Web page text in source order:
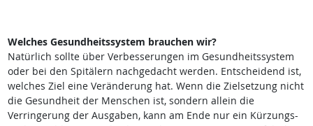
Welches Gesundheitssystem brauchen wir?
Natürlich sollte über Verbesserungen im Gesundheitssystem
oder bei den Spitälern nachgedacht werden. Entscheidend ist,
welches Ziel eine Veränderung hat. Wenn die Zielsetzung nicht
die Gesundheit der Menschen ist, sondern allein die
Verringerung der Ausgaben, kann am Ende nur ein Kürzungs-